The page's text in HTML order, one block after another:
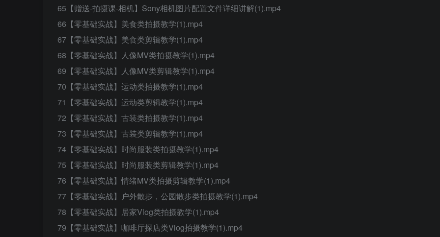
65【赠送-拍摄课-相机】Sony相机图片配置文件详细讲解(1).mp4
66【零基础实战】美食类拍摄教学(1).mp4
67【零基础实战】美食类剪辑教学(1).mp4
68【零基础实战】人像MV类拍摄教学(1).mp4
69【零基础实战】人像MV类剪辑教学(1).mp4
70【零基础实战】运动类拍摄教学(1).mp4
71【零基础实战】运动类剪辑教学(1).mp4
72【零基础实战】古装类拍摄教学(1).mp4
73【零基础实战】古装类剪辑教学(1).mp4
74【零基础实战】时尚服装类拍摄教学(1).mp4
75【零基础实战】时尚服装类剪辑教学(1).mp4
76【零基础实战】情绪MV类拍摄剪辑教学(1).mp4
77【零基础实战】户外散步，公园散步类拍摄教学(1).mp4
78【零基础实战】居家Vlog类拍摄教学(1).mp4
79【零基础实战】咖啡厅探店类Vlog拍摄教学(1).mp4